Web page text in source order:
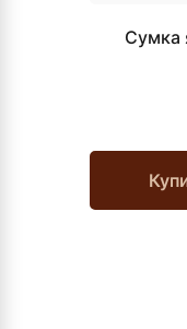
Сумка